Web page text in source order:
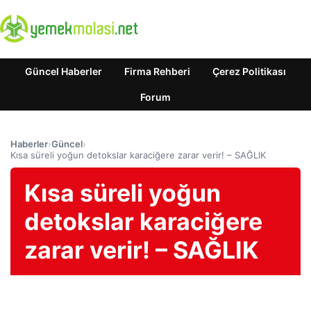
Güncel Haberler Firma Rehberi Çerez Politikası
Forum
Haberler›Güncel›
Kısa süreli yoğun detokslar karaciğere zarar verir! – SAĞLIK
Kısa süreli yoğun
detokslar karaciğere
zarar verir! – SAĞLIK